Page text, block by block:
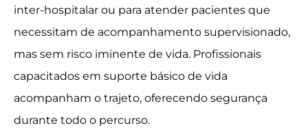
inter-hospitalar ou para atender pacientes que
necessitam de acompanhamento supervisionado,
mas sem risco iminente de vida. Profissionais
capacitados em suporte básico de vida
acompanham o trajeto, oferecendo segurança
durante todo o percurso.